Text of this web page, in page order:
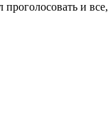
и